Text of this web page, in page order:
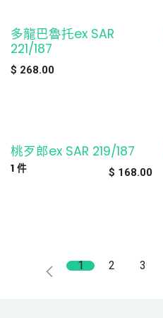
缺貨
多龍巴魯托ex SAR
221/187
$ 268.00
桃歹郎ex SAR 219/187
$ 168.00
1 件
1 2 3